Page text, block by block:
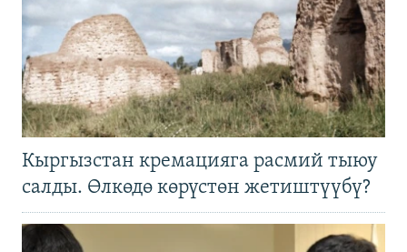
Кыргызстан кремацияга расмий тыюу
салды. Өлкөдө көрүстөн жетиштүүбү?